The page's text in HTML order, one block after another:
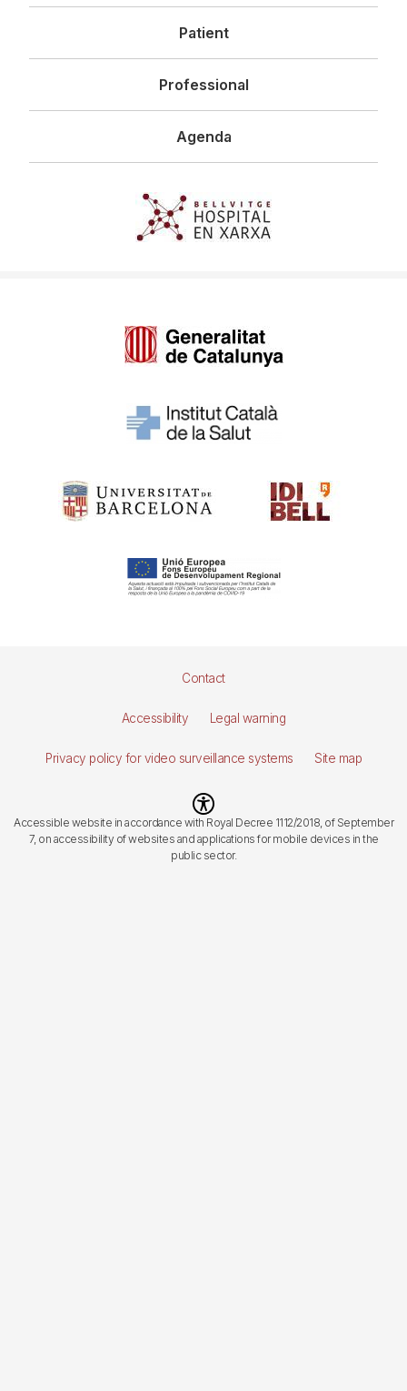
Patient
Professional
Agenda
Contact
Accessibility Legal warning
Privacy policy for video surveillance systems Site map
Imagen
Accessible website in accordance with Royal Decree 1112/2018, of September
7, on accessibility of websites and applications for mobile devices in the
public sector.